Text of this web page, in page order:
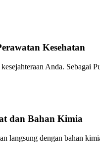
Kesehatan
Anda. Sebagai
dan Bahan Kimia
langsung dengan bahan